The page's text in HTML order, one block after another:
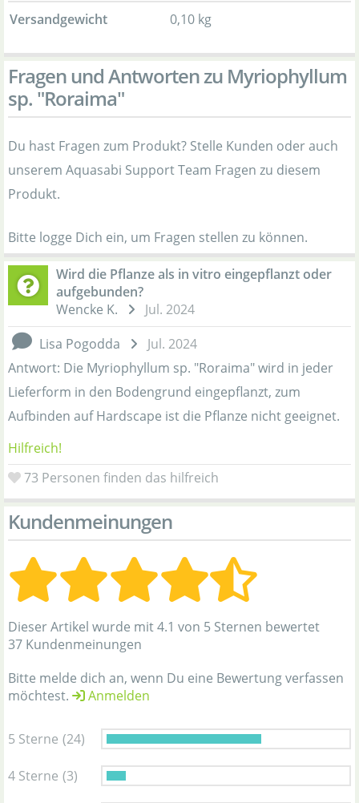
Versandgewicht
0,10 kg
Fragen und Antworten zu Myriophyllum
sp. "Roraima"
Du hast Fragen zum Produkt? Stelle Kunden oder auch
unserem Aquasabi Support Team Fragen zu diesem
Produkt.
Bitte logge Dich ein, um Fragen stellen zu können.
Wird die Pflanze als in vitro eingepflanzt oder
aufgebunden?
Wencke K.
Jul. 2024
Lisa Pogodda
Jul. 2024
Antwort: Die Myriophyllum sp. "Roraima" wird in jeder
Lieferform in den Bodengrund eingepflanzt, zum
Aufbinden auf Hardscape ist die Pflanze nicht geeignet.
Hilfreich!
73 Personen finden das hilfreich
Kundenmeinungen
Dieser Artikel wurde mit 4.1 von 5 Sternen bewertet
37 Kundenmeinungen
Bitte melde dich an, wenn Du eine Bewertung verfassen
möchtest.
Anmelden
5 Sterne (24)
4 Sterne (3)